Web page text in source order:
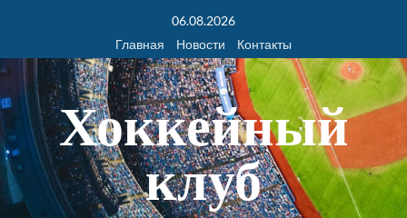
06.08.2026
Главная
Новости Контакты
Хоккейный
клуб